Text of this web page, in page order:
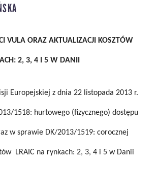
VULA ORAZ AKTUALIZACJI KOSZTÓW
2, 3, 4 I 5 W DANII
Europejskiej z dnia 22 listopada 2013 r.
1518: hurtowego (fizycznego) dostępu
w sprawie DK/2013/1519: corocznej
LRAIC na rynkach: 2, 3, 4 i 5 w Danii